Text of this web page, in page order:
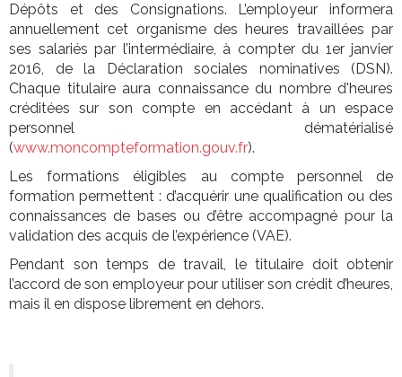
Dépôts et des Consignations. L’employeur informera
annuellement cet organisme des heures travaillées par
ses salariés par l’intermédiaire, à compter du 1er janvier
2016, de la Déclaration sociales nominatives (DSN).
Chaque titulaire aura connaissance du nombre d'heures
créditées sur son compte en accédant à un espace
personnel dématérialisé
(www.moncompteformation.gouv.fr).
Les formations éligibles au compte personnel de
formation permettent : d’acquérir une qualification ou des
connaissances de bases ou d’être accompagné pour la
validation des acquis de l’expérience (VAE).
Pendant son temps de travail, le titulaire doit obtenir
l’accord de son employeur pour utiliser son crédit d’heures,
mais il en dispose librement en dehors.